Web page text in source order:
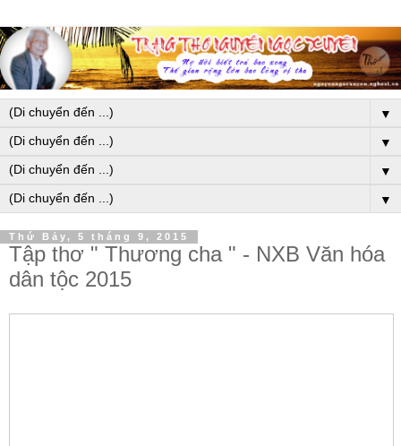
▼
▼
▼
▼
Thứ Bảy, 5 tháng 9, 2015
Tập thơ " Thương cha " - NXB Văn hóa
dân tộc 2015